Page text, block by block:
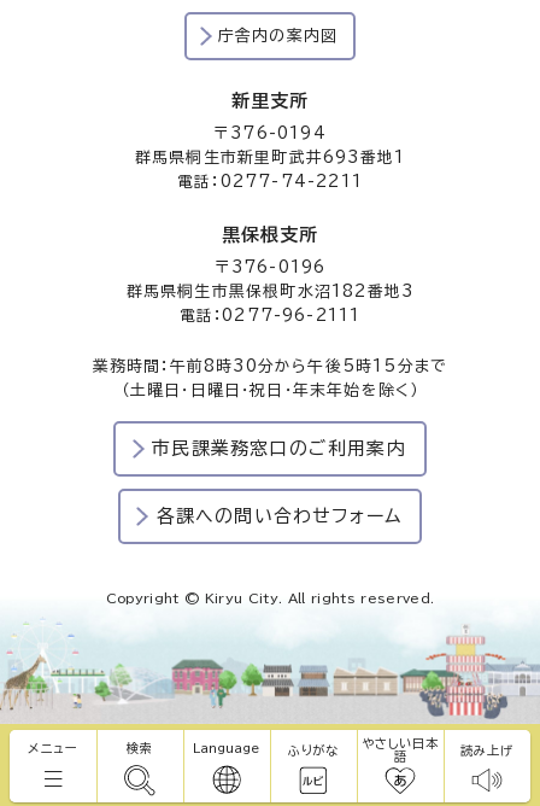
メニュー 検索 Language ふりがな
やさしい日本
語
読み上げ
庁舎内の案内図
新里支所
〒376-0194
群馬県桐生市新里町武井693番地1
電話：0277-74-2211
黒保根支所
〒376-0196
群馬県桐生市黒保根町水沼182番地3
電話：0277-96-2111
業務時間：午前8時30分から午後5時15分まで
（土曜日・日曜日・祝日・年末年始を除く）
市民課業務窓口のご利用案内
各課への問い合わせフォーム
Copyright © Kiryu City. All rights reserved.